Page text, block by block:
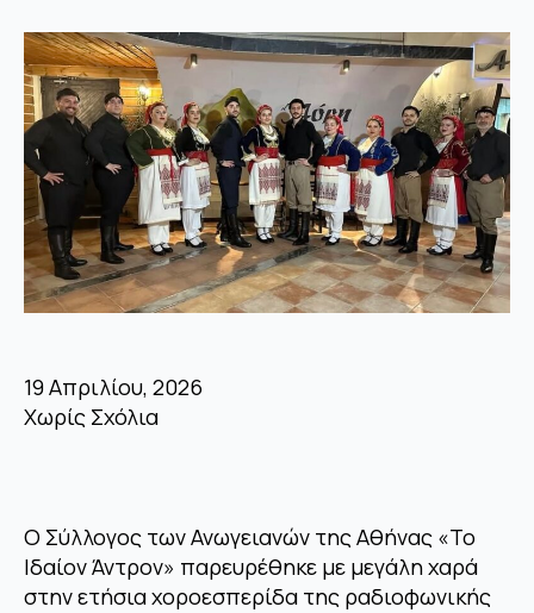
19 Απριλίου, 2026
Χωρίς Σχόλια
Ο Σύλλογος των Ανωγειανών της Αθήνας «Το
Ιδαίον Άντρον» παρευρέθηκε με μεγάλη χαρά
στην ετήσια χοροεσπερίδα της ραδιοφωνικής